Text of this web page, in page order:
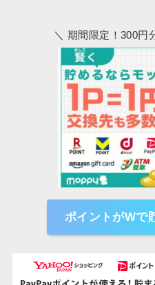
＼ 期間限定！300円
ポイントがWで